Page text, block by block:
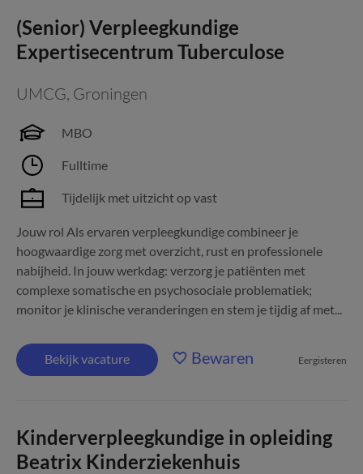
(Senior) Verpleegkundige
Expertisecentrum Tuberculose
UMCG, Groningen
MBO
Fulltime
Tijdelijk met uitzicht op vast
Jouw rol Als ervaren verpleegkundige combineer je
hoogwaardige zorg met overzicht, rust en professionele
nabijheid. In jouw werkdag: verzorg je patiënten met
complexe somatische en psychosociale problematiek;
monitor je klinische veranderingen en stem je tijdig af met...
Bekijk vacature Bewaren Eergisteren
Kinderverpleegkundige in opleiding
Beatrix Kinderziekenhuis